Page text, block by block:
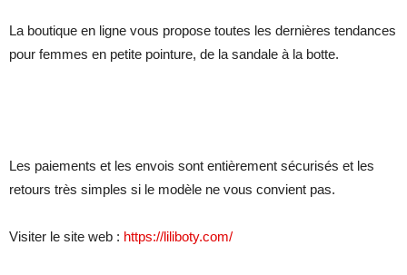
La boutique en ligne vous propose toutes les dernières tendances
pour femmes en petite pointure, de la sandale à la botte.
Les paiements et les envois sont entièrement sécurisés et les
retours très simples si le modèle ne vous convient pas.
Visiter le site web : https://liliboty.com/